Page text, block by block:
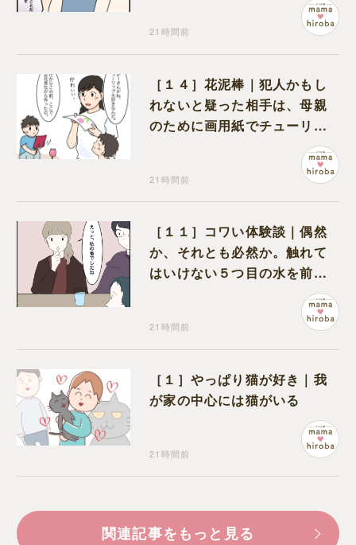
21時間前
［１４］花泥棒｜犯人かもし
れないと疑った相手は、母親
のために画用紙でチューリッ
プを作っていただけだった
21時間前
［１１］コワい体験談｜偶然
か、それとも必然か。触れて
はいけない５つ目の水を前に
21時間前
［１］やっぱり猫が好き｜我
が家の中心には猫がいる
21時間前
関連記事をもっと見る